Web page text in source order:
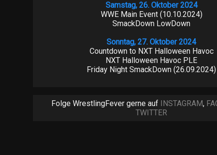
Samstag, 26. Oktober 2024
WWE Main Event (10.10.2024)
SmackDown LowDown
Sonntag, 27. Oktober 2024
Countdown to NXT Halloween Havoc
NXT Halloween Havoc PLE
Friday Night SmackDown (26.09.2024)
Folge WrestlingFever gerne auf INSTAGRAM,
TWITTER